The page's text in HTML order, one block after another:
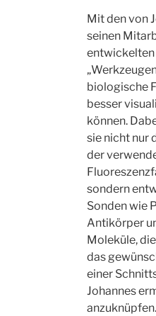
Mit den von
seinen
biologische
besser
können.
sie nicht nur
der
sondern
Sonden wie
Antikörper
Moleküle,
das
einer
Johannes
anzuknüpfen.